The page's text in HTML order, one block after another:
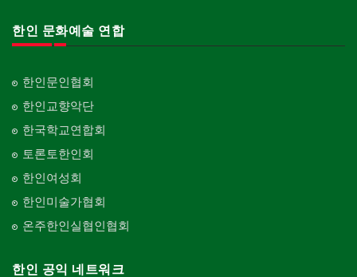
한인 문화예술 연합
한인문인협회
한인교향악단
한국학교연합회
토론토한인회
한인여성회
한인미술가협회
온주한인실협인협회
한인 공익 네트워크